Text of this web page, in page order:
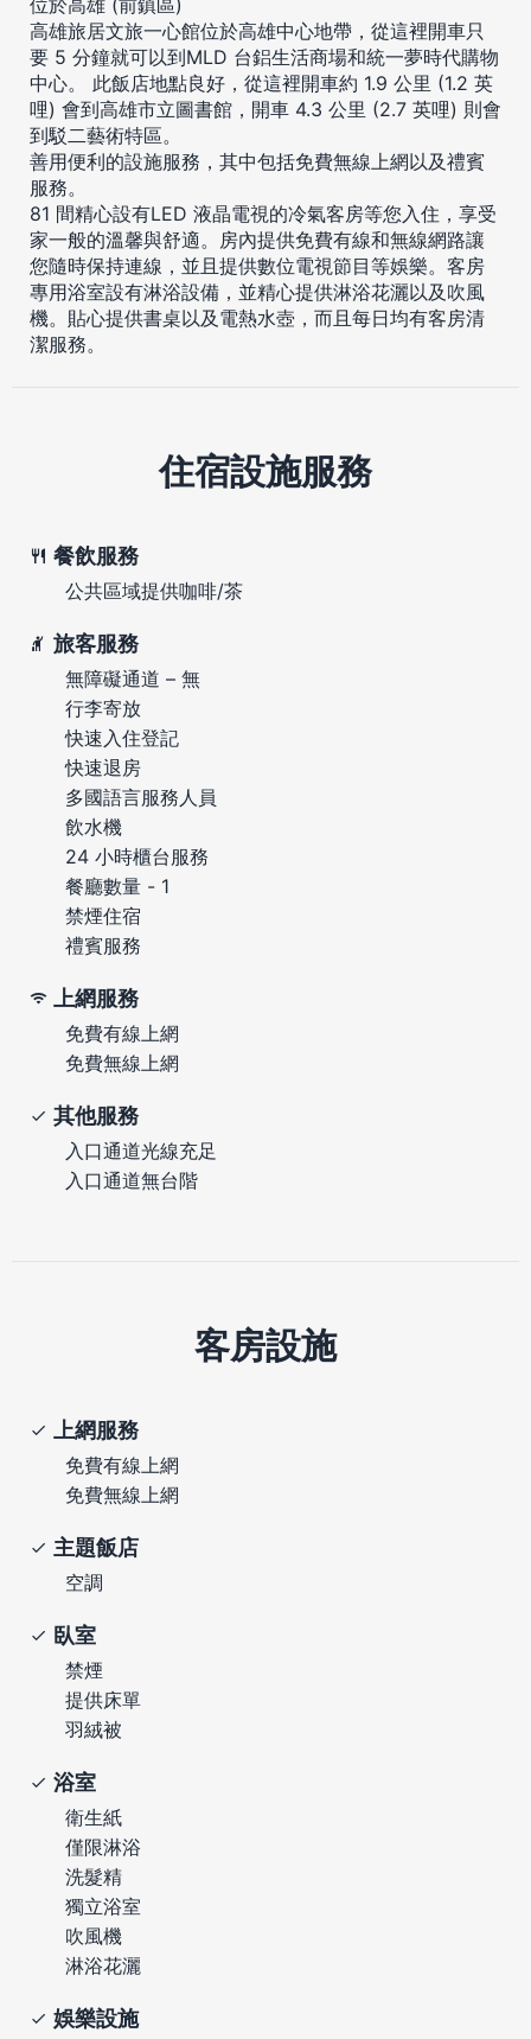
高雄旅居文旅一心館位於高雄中心地帶，從這裡開車只
要 5 分鐘就可以到MLD 台鋁生活商場和統一夢時代購物
中心。 此飯店地點良好，從這裡開車約 1.9 公里 (1.2 英
哩) 會到高雄市立圖書館，開車 4.3 公里 (2.7 英哩) 則會
到駁二藝術特區。
善用便利的設施服務，其中包括免費無線上網以及禮賓
服務。
81 間精心設有LED 液晶電視的冷氣客房等您入住，享受
家一般的溫馨與舒適。房內提供免費有線和無線網路讓
您隨時保持連線，並且提供數位電視節目等娛樂。客房
專用浴室設有淋浴設備，並精心提供淋浴花灑以及吹風
機。貼心提供書桌以及電熱水壺，而且每日均有客房清
潔服務。
住宿設施服務
餐飲服務
公共區域提供咖啡/茶
旅客服務
無障礙通道 – 無
行李寄放
快速入住登記
快速退房
多國語言服務人員
飲水機
24 小時櫃台服務
餐廳數量 - 1
禁煙住宿
禮賓服務
上網服務
免費有線上網
免費無線上網
其他服務
入口通道光線充足
入口通道無台階
客房設施
上網服務
免費有線上網
免費無線上網
主題飯店
空調
臥室
禁煙
提供床單
羽絨被
浴室
衛生紙
僅限淋浴
洗髮精
獨立浴室
吹風機
淋浴花灑
娛樂設施